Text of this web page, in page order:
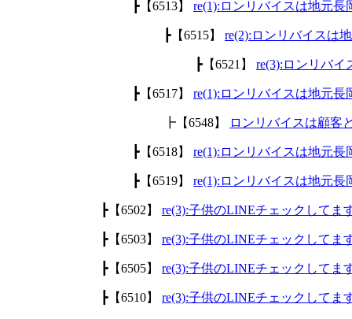
┣【6513】 re(1):ロンリバイスは地元
┣【6515】 re(2):ロンリバイスは
┣【6521】 re(3):ロンリバ
┣【6517】 re(1):ロンリバイスは地元
┣【6548】 ロンリバイスは顧客
┣【6518】 re(1):ロンリバイスは地元
┣【6519】 re(1):ロンリバイスは地元
┣【6502】 re(3):子供のLINEチェックしてま
┣【6503】 re(3):子供のLINEチェックしてま
┣【6505】 re(3):子供のLINEチェックしてま
┣【6510】 re(3):子供のLINEチェックしてま